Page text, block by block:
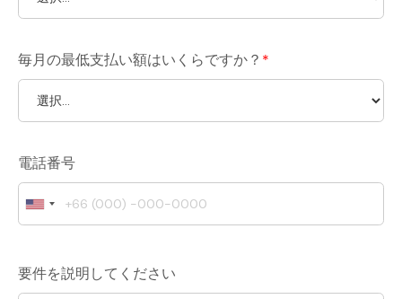
毎月の最低支払い額はいくらですか？ *
電話番号
要件を説明してください